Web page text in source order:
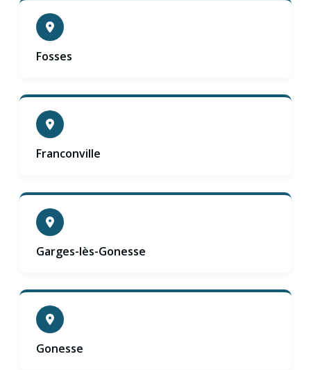
Fosses
Franconville
Garges-lès-Gonesse
Gonesse